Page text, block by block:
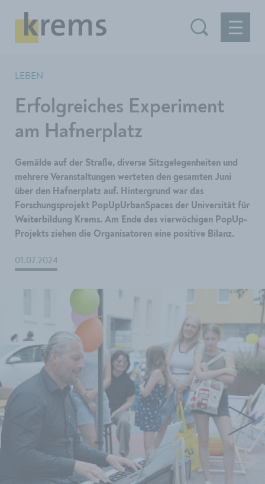
LEBEN
Erfolgreiches Experiment
am Hafnerplatz
Gemälde auf der Straße, diverse Sitzgelegenheiten und
mehrere Veranstaltungen werteten den gesamten Juni
über den Hafnerplatz auf. Hintergrund war das
Forschungsprojekt PopUpUrbanSpaces der Universität für
Weiterbildung Krems. Am Ende des vierwöchigen PopUp-
Projekts ziehen die Organisatoren eine positive Bilanz.
01.07.2024